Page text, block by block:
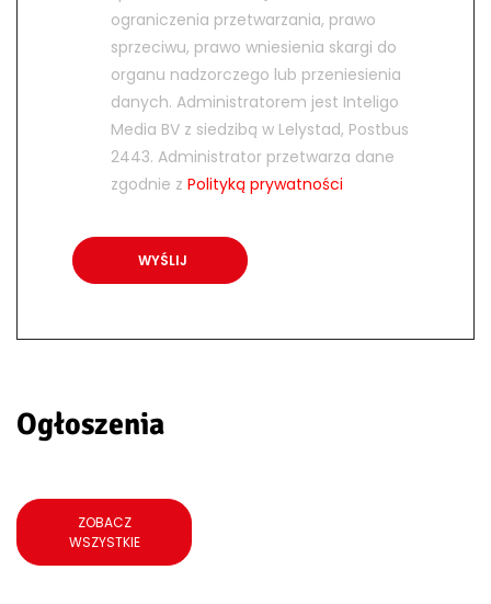
ograniczenia przetwarzania, prawo
sprzeciwu, prawo wniesienia skargi do
organu nadzorczego lub przeniesienia
danych. Administratorem jest Inteligo
Media BV z siedzibą w Lelystad, Postbus
2443. Administrator przetwarza dane
zgodnie z Polityką prywatności
Ogłoszenia
ZOBACZ
WSZYSTKIE